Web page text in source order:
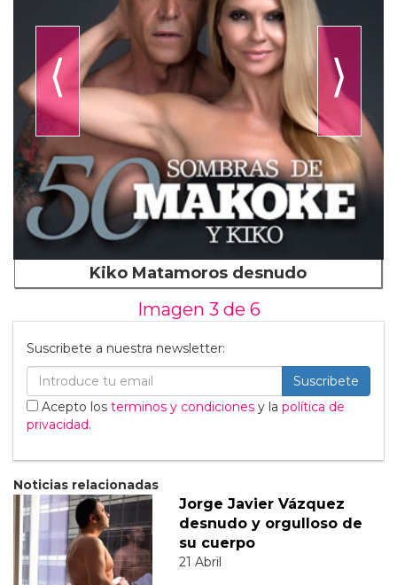
⟨ ⟩
Kiko Matamoros desnudo
Imagen 3 de 6
Suscribete a nuestra newsletter:
Suscribete
Acepto los terminos y condiciones y la política de
privacidad.
Noticias relacionadas
Jorge Javier Vázquez
desnudo y orgulloso de
su cuerpo
21 Abril